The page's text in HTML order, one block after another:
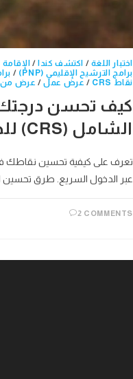
اختبار اللغة / اكتشف كندا / الإقامة
برامج الترشيح الإقليمي (PNP)
/
نقاط CRS
/ عرض عمل/ عرض من
كيف تحسن
الشامل (CRS) للدخول السريع إلى كندا؟
عبر الدخول السريع. طرق تحسين
2 COMMENTS